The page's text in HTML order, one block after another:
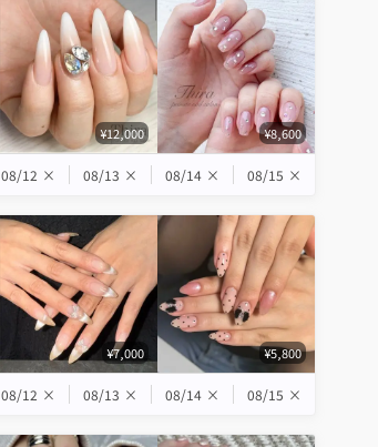
¥12,000 ¥8,600
08/12 × 08/13 × 08/14 × 08/15 ×
¥7,000 ¥5,800
08/12 × 08/13 × 08/14 × 08/15 ×